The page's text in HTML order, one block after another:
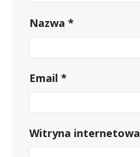
Nazwa *
Email *
Witryna internetowa